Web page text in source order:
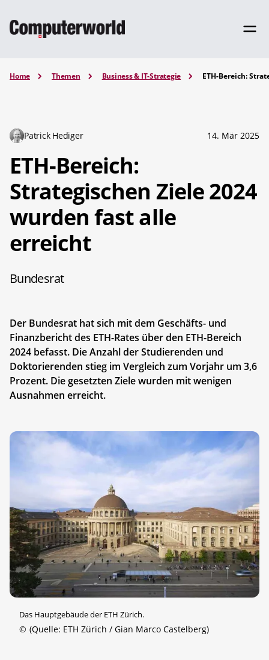
Home Themen Business & IT-Strategie ETH-Bereich:
Patrick Hediger 14. Mär 2025
ETH-Bereich:
Strategischen Ziele 2024
wurden fast alle
erreicht
Bundesrat
Der Bundesrat hat sich mit dem Geschäfts- und
Finanzbericht des ETH-Rates über den ETH-Bereich
2024 befasst. Die Anzahl der Studierenden und
Doktorierenden stieg im Vergleich zum Vorjahr um 3,6
Prozent. Die gesetzten Ziele wurden mit wenigen
Ausnahmen erreicht.
Das Hauptgebäude der ETH Zürich.
© (Quelle: ETH Zürich / Gian Marco Castelberg)